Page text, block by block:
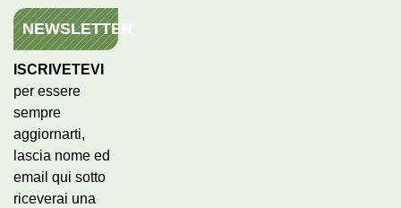
NEWSLETTER
ISCRIVETEVI
per essere
sempre
aggiornarti,
lascia nome ed
email qui sotto
riceverai una